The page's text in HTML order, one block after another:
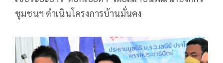
ชุมชนฯ ดำเนินโครงการบ้านมั่นคง